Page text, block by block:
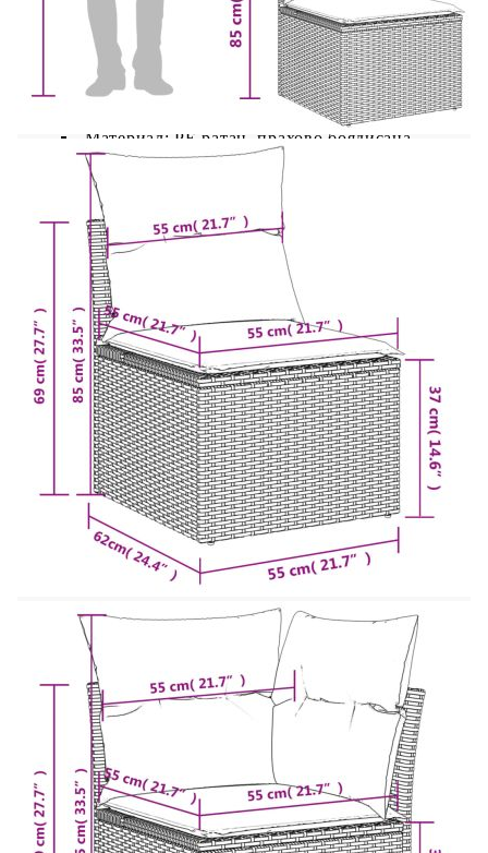
Необходим е монтаж
Ъглова седалка:
Цвят: Кафяв
Материал: PE ратан, прахово боядисана
стомана
Размери: 62 x 62 x 69 см (Ш x Д x В)
Размери на седалката: 55 x 55 cм (Ш x Д)
Височина на седалката от земята: 37 см
Централна седалка:
Цвят: Кафяв
Материал: PE ратан, прахово боядисана
стомана
Размери: 55 x 62 x 69 см (Ш x Д x В)
Размери на седалката: 55 x 55 cм (Ш x Д)
Височина на седалката от земята: 37 см
Модул с подлакътници:
Цвят: Кафяв
Материал: PE ратан, прахово боядисана
стомана
Размери: 71 x 62 x 69 см (Ш x Д x В)
Размери на седалката: 55 x 55 cм (Ш x Д)
Височина на седалката от земята: 37 см
Височина на подлакътника от земята: 55 см
Възглавница: